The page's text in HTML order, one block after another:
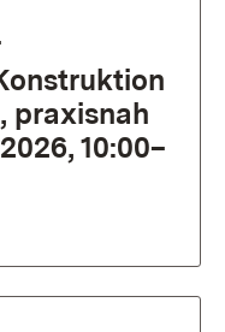
praxisnah
10:00–